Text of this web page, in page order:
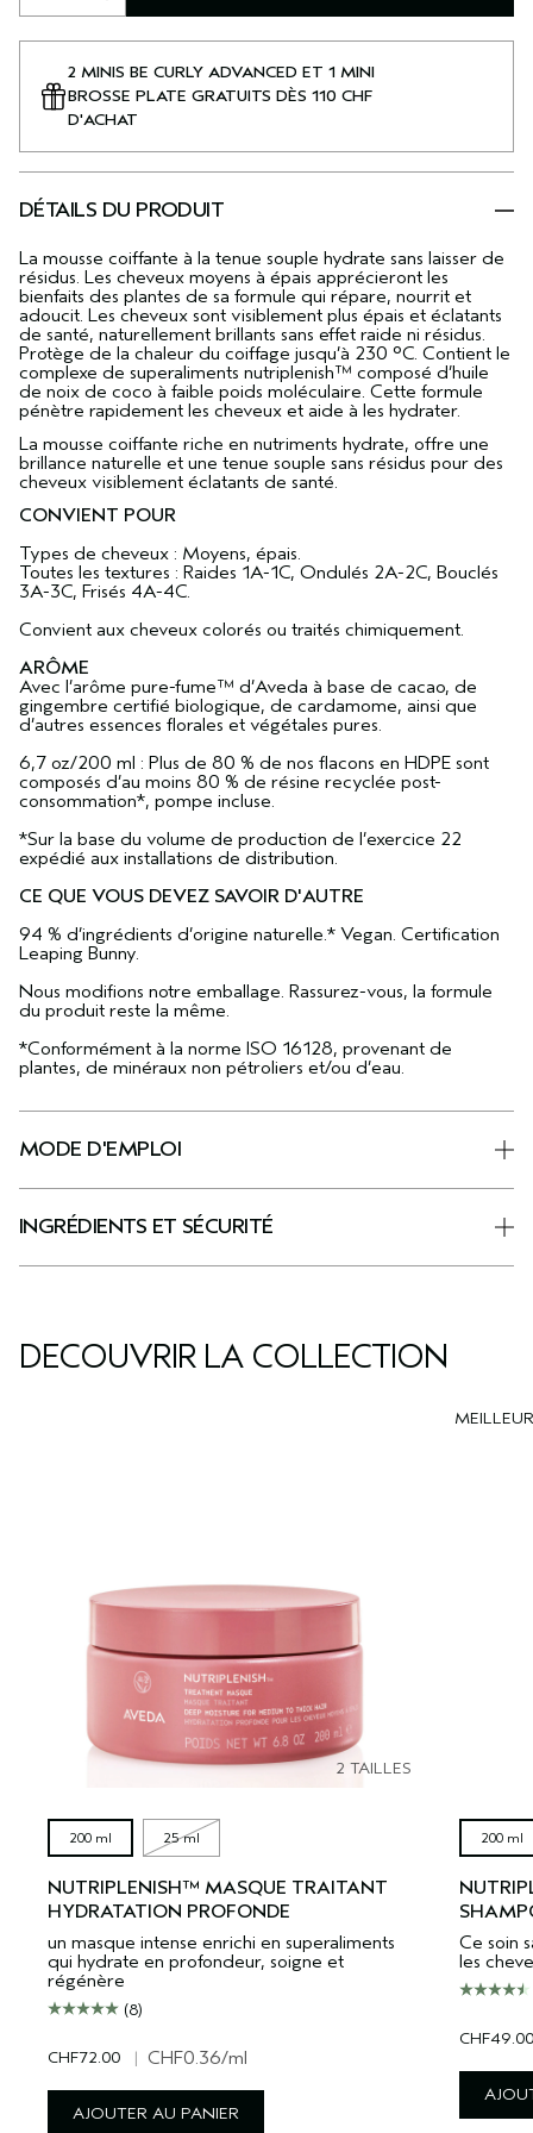
2 MINIS BE CURLY ADVANCED ET 1 MINI
BROSSE PLATE GRATUITS DÈS 110 CHF
D'ACHAT
DÉTAILS DU PRODUIT
La mousse coiffante à la tenue souple hydrate sans laisser de
résidus. Les cheveux moyens à épais apprécieront les
bienfaits des plantes de sa formule qui répare, nourrit et
adoucit. Les cheveux sont visiblement plus épais et éclatants
de santé, naturellement brillants sans effet raide ni résidus.
Protège de la chaleur du coiffage jusqu’à 230 °C. Contient le
complexe de superaliments nutriplenish™ composé d’huile
de noix de coco à faible poids moléculaire. Cette formule
pénètre rapidement les cheveux et aide à les hydrater.
La mousse coiffante riche en nutriments hydrate, offre une
brillance naturelle et une tenue souple sans résidus pour des
cheveux visiblement éclatants de santé.
CONVIENT POUR
Types de cheveux : Moyens, épais.
Toutes les textures : Raides 1A-1C, Ondulés 2A-2C, Bouclés
3A-3C, Frisés 4A-4C.
Convient aux cheveux colorés ou traités chimiquement.
ARÔME
Avec l’arôme pure-fume™ d’Aveda à base de cacao, de
gingembre certifié biologique, de cardamome, ainsi que
d’autres essences florales et végétales pures.
6,7 oz/200 ml : Plus de 80 % de nos flacons en HDPE sont
composés d’au moins 80 % de résine recyclée post-
consommation*, pompe incluse.
*Sur la base du volume de production de l’exercice 22
expédié aux installations de distribution.
CE QUE VOUS DEVEZ SAVOIR D'AUTRE
94 % d’ingrédients d’origine naturelle.* Vegan. Certification
Leaping Bunny.
Nous modifions notre emballage. Rassurez-vous, la formule
du produit reste la même.
*Conformément à la norme ISO 16128, provenant de
plantes, de minéraux non pétroliers et/ou d’eau.
MODE D'EMPLOI
INGRÉDIENTS ET SÉCURITÉ
DÉCOUVRIR LA COLLECTION
2 TAILLES
200 ml 25 ml
NUTRIPLENISH™ MASQUE TRAITANT
HYDRATATION PROFONDE
un masque intense enrichi en superaliments
qui hydrate en profondeur, soigne et
régénère
(8)
CHF72.00 | CHF0.36/ml
AJOUTER AU PANIER
200 ml
Ce soin
les
CHF49.00